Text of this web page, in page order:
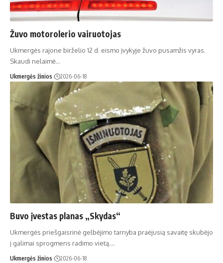
Žuvo motorolerio vairuotojas
Ukmergės rajone birželio 12 d. eismo įvykyje žuvo pusamžis vyras.
Skaudi nelaimė…
Ukmergės žinios 2026-06-18
Buvo įvestas planas „Skydas“
Ukmergės priešgaisrinė gelbėjimo tarnyba praėjusią savaitę skubėjo
į galimai sprogmens radimo vietą.…
Ukmergės žinios 2026-06-18